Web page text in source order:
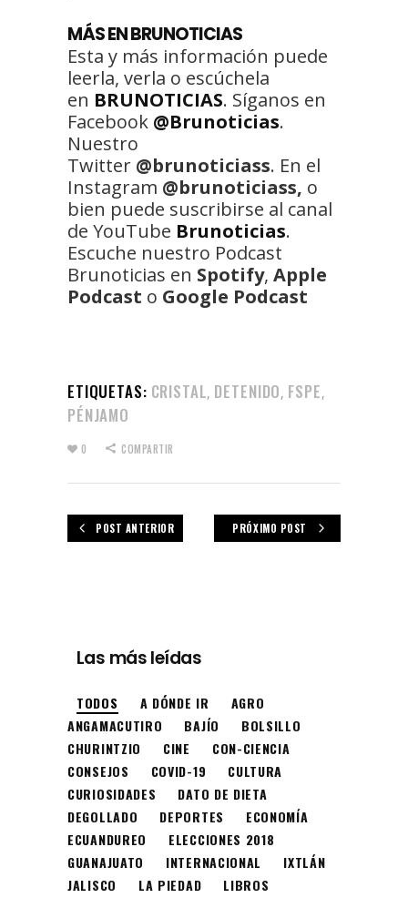
MÁS EN BRUNOTICIAS
Esta y más información puede
leerla, verla o escúchela
en BRUNOTICIAS. Síganos en
Facebook @Brunoticias.
Nuestro
Twitter @brunoticiass. En el
Instagram @brunoticiass, o
bien puede suscribirse al canal
de YouTube Brunoticias.
Escuche nuestro Podcast
Brunoticias en Spotify, Apple
Podcast o Google Podcast
ETIQUETAS: CRISTAL, DETENIDO, FSPE,
PÉNJAMO
0 COMPARTIR
POST ANTERIOR PRÓXIMO POST
Las más leídas
TODOS A DÓNDE IR
AGRO
ANGAMACUTIRO
BAJÍO
BOLSILLO
CHURINTZIO
CINE
CON-CIENCIA
CONSEJOS
COVID-19
CULTURA
CURIOSIDADES
DATO DE DIETA
DEGOLLADO
DEPORTES
ECONOMÍA
ECUANDUREO
ELECCIONES 2018
GUANAJUATO
INTERNACIONAL
IXTLÁN
JALISCO
LA PIEDAD
LIBROS